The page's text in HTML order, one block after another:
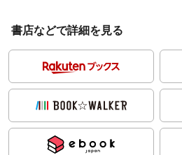
書店などで詳細を見る